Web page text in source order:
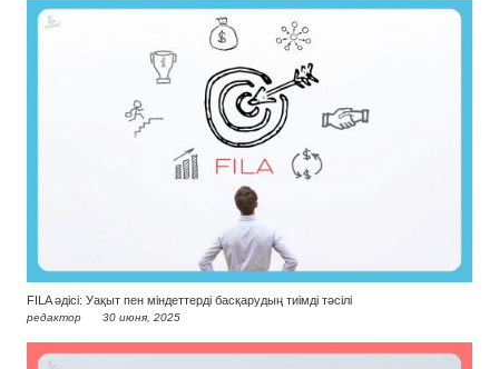
FILA әдісі: Уақыт пен міндеттерді басқарудың тиімді тәсілі
редактор 30 июня, 2025